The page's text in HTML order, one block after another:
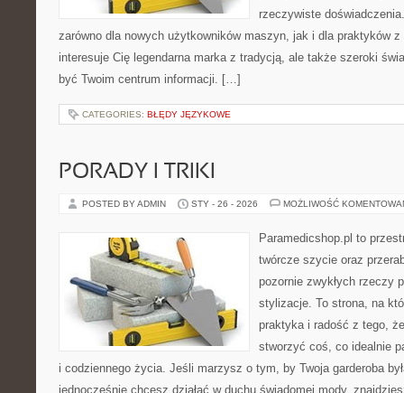
rzeczywiste
zarówno dla nowych użytkowników maszyn, jak i dla praktyków
interesuje Cię legendarna marka z tradycją, ale także szeroki
być Twoim centrum informacji. […]
CATEGORIES: BŁĘDY JĘZYKOWE
PORADY I TRIKI
POSTED BY ADMIN STY - 26 - 2026 MOŻLIWOŚĆ
Paramedicshop.pl to
twórcze szycie oraz
pozornie zwykłych rzeczy
stylizacje. To strona, na
praktyka i radość z tego,
stworzyć coś, co idealnie
i codziennego życia. Jeśli marzysz o tym, by Twoja garderoba
jednocześnie chcesz działać w duchu świadomej mody,